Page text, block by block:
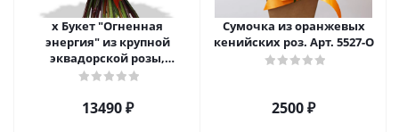
х Букет "Огненная
энергия" из крупной
эквадорской розы,
гиперикума и гермини.
13490 ₽
Сумочка из оранжевых
кенийских роз. Арт. 5527-О
2500 ₽